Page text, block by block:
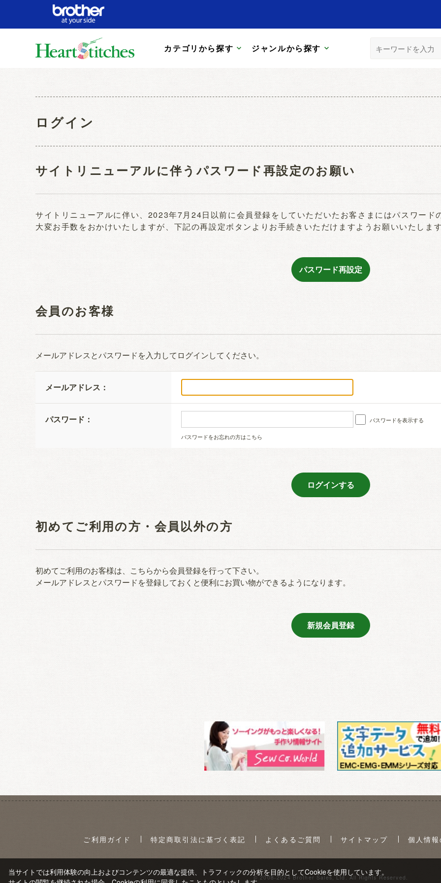
カテゴリから探す ジャンルから探す
ログイン
サイトリニューアルに伴うパスワード再設定のお願い
サイトリニューアルに伴い、2023年7月24日以前に会員登録をしていただいたお客さまにはパスワード
大変お手数をおかけいたしますが、下記の再設定ボタンよりお手続きいただけますようお願いいたしま
会員のお客様
メールアドレスとパスワードを入力してログインしてください。
メールアドレス：
パスワード： パスワードを表示する
パスワードをお忘れの方はこちら
初めてご利用の方・会員以外の方
初めてご利用のお客様は、こちらから会員登録を行って下さい。
メールアドレスとパスワードを登録しておくと便利にお買い物ができるようになります。
ご利用ガイド 特定商取引法に基づく表記 よくあるご質問 サイトマップ 個人情
© 2008-2024 Brother Sales, Ltd. All Rights Reserved.
当サイトでは利用体験の向上およびコンテンツの最適な提供、トラフィックの分析を目的としてCookieを使用しています。